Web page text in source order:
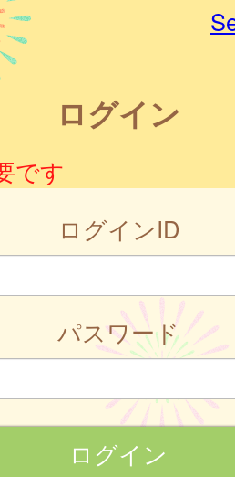
ログイン
です
ログインID
パスワード